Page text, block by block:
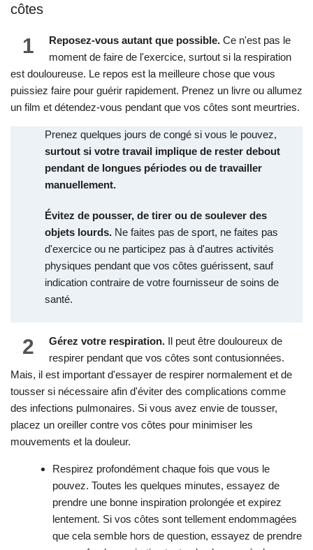
côtes
1 Reposez-vous autant que possible. Ce n'est pas le
moment de faire de l'exercice, surtout si la respiration
est douloureuse. Le repos est la meilleure chose que vous
puissiez faire pour guérir rapidement. Prenez un livre ou allumez
un film et détendez-vous pendant que vos côtes sont meurtries.
Prenez quelques jours de congé si vous le pouvez,
surtout si votre travail implique de rester debout
pendant de longues périodes ou de travailler
manuellement.
Évitez de pousser, de tirer ou de soulever des
objets lourds. Ne faites pas de sport, ne faites pas
d'exercice ou ne participez pas à d'autres activités
physiques pendant que vos côtes guérissent, sauf
indication contraire de votre fournisseur de soins de
santé.
2 Gérez votre respiration. Il peut être douloureux de
respirer pendant que vos côtes sont contusionnées.
Mais, il est important d'essayer de respirer normalement et de
tousser si nécessaire afin d'éviter des complications comme
des infections pulmonaires. Si vous avez envie de tousser,
placez un oreiller contre vos côtes pour minimiser les
mouvements et la douleur.
Respirez profondément chaque fois que vous le
pouvez. Toutes les quelques minutes, essayez de
prendre une bonne inspiration prolongée et expirez
lentement. Si vos côtes sont tellement endommagées
que cela semble hors de question, essayez de prendre